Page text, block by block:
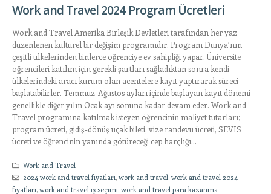
Work and Travel 2024 Program Ücretleri
Work and Travel Amerika Birleşik Devletleri tarafından her yaz
düzenlenen kültürel bir değişim programıdır. Program Dünya’nın
çeşitli ülkelerinden binlerce öğrenciye ev sahipliği yapar. Üniversite
öğrencileri katılım için gerekli şartları sağladıktan sonra kendi
ülkelerindeki aracı kurum olan acentelere kayıt yaptırarak süreci
başlatabilirler. Temmuz-Ağustos ayları içinde başlayan kayıt dönemi
genellikle diğer yılın Ocak ayı sonuna kadar devam eder. Work and
Travel programına katılmak isteyen öğrencinin maliyet tutarları;
program ücreti, gidiş-dönüş uçak bileti, vize randevu ücreti, SEVIS
ücreti ve öğrencinin yanında götüreceği cep harçlığı...
Work and Travel
2024 work and travel fiyatları,work and travel,work and travel 2024
fiyatları,work and travel iş seçimi,work and travel para kazanma